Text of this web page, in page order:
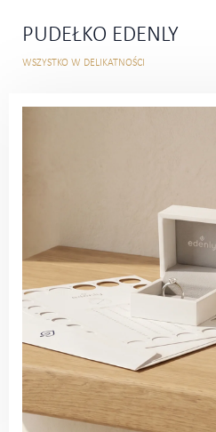
PUDEŁKO EDENLY
WSZYSTKO W DELIKATNOŚCI